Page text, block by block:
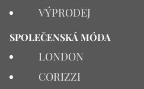
VÝPRODEJ
SPOLEČENSKÁ MÓDA
LONDON
CORIZZI